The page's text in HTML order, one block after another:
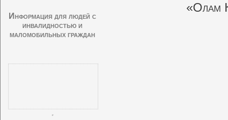
Информация для людей с
инвалидностью и
маломобильных граждан
«Олам